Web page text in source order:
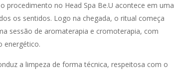
procedimento no Head Spa Be.U acontece em uma
os sentidos. Logo na chegada, o ritual começa
sessão de aromaterapia e cromoterapia, com
energético.
a limpeza de forma técnica, respeitosa com o